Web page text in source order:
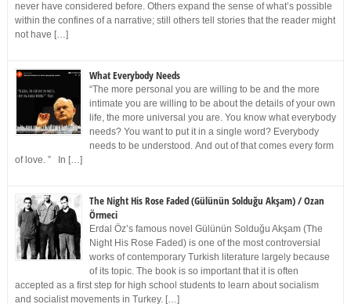
never have considered before. Others expand the sense of what’s possible
within the confines of a narrative; still others tell stories that the reader might
not have […]
What Everybody Needs
“The more personal you are willing to be and the more
intimate you are willing to be about the details of your own
life, the more universal you are. You know what everybody
needs? You want to put it in a single word? Everybody
needs to be understood. And out of that comes every form
of love. ” In […]
The Night His Rose Faded (Gülünün Solduğu Akşam) / Ozan
Örmeci
Erdal Öz’s famous novel Gülünün Solduğu Akşam (The
Night His Rose Faded) is one of the most controversial
works of contemporary Turkish literature largely because
of its topic. The book is so important that it is often
accepted as a first step for high school students to learn about socialism
and socialist movements in Turkey. […]